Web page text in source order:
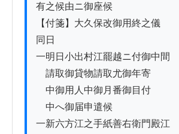
有之候由ニ御座候
【付箋】大久保改御用終之儀
同日
一明日小出村江罷越ニ付御中間
請取御貸物請取尤御年寄
中御用人中御月番御目付
中へ御届申遣候
一新六方江之手紙善右衛門殿江